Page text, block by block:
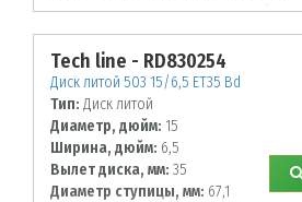
Диаметр располож. отверстий, мм:
108
Tech line - RD830254
Диск литой 503 15/6,5 ET35 Bd
Тип: Диск литой
Диаметр, дюйм: 15
Ширина, дюйм: 6,5
Вылет диска, мм: 35
Диаметр ступицы, мм: 67,1